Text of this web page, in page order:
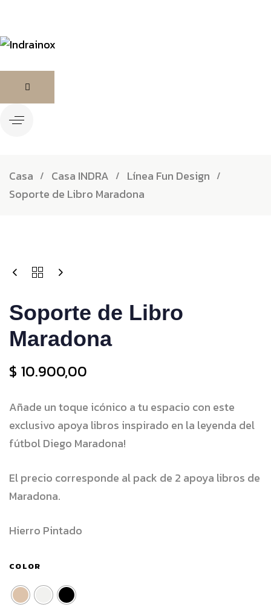
Casa Casa INDRA
Línea Fun Design
Soporte de Libro Maradona
Soporte de Libro
Maradona
$ 10.900,00
Añade un toque icónico a tu espacio con este
exclusivo apoya libros inspirado en la leyenda del
fútbol Diego Maradona!
El precio corresponde al pack de 2 apoya libros de
Maradona.
Hierro Pintado
COLOR